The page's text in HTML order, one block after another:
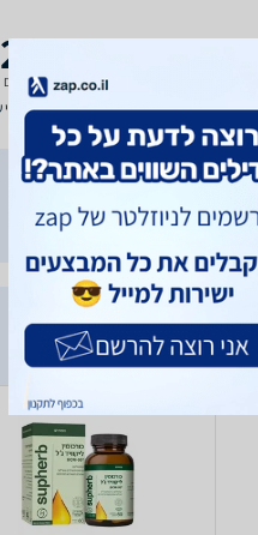
232
משלוח חינם
עד 6 ימי עסקים